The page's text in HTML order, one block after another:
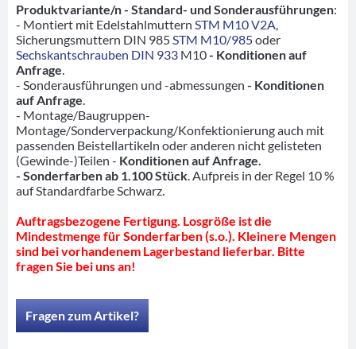
Produktvariante/n - Standard- und Sonderausführungen:
- Montiert mit Edelstahlmuttern STM M10 V2A
Sicherungsmuttern DIN 985 STM M10/985oder
Sechskantschrauben DIN 933 M10- Konditionen auf
Anfrage
- Sonderausführungen und -abmessungen - Konditionen
auf Anfrage
- Montage/Baugruppen-
Montage/Sonderverpackung/Konfektionierung auch mit
passenden Beistellartikeln oder anderen nicht gelisteten
(Gewinde-)Teilen - Konditionen auf Anfrage.
- Sonderfarben ab 1.100 Stück . Aufpreis in der Regel 10 %
auf Standardfarbe Schwarz.
Auftragsbezogene Fertigung. Losgröße ist die
Mindestmenge für Sonderfarben (s.o.). Kleinere Mengen
sind bei vorhandenem Lagerbestand lieferbar. Bitte
fragen Sie bei uns an!
Fragen zum Artikel?